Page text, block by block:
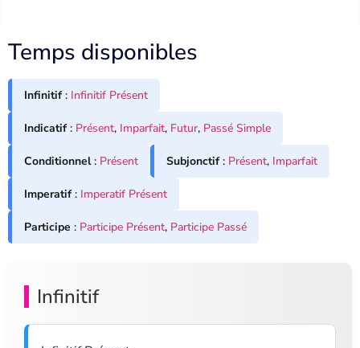
Temps disponibles
Infinitif: Infinitif Présent
Indicatif: Présent, Imparfait, Futur, Passé Simple
Conditionnel: Présent Subjonctif: Présent, Imparfait
Imperatif: Imperatif Présent
Participe : Participe Présent, Participe Passé
Infinitif